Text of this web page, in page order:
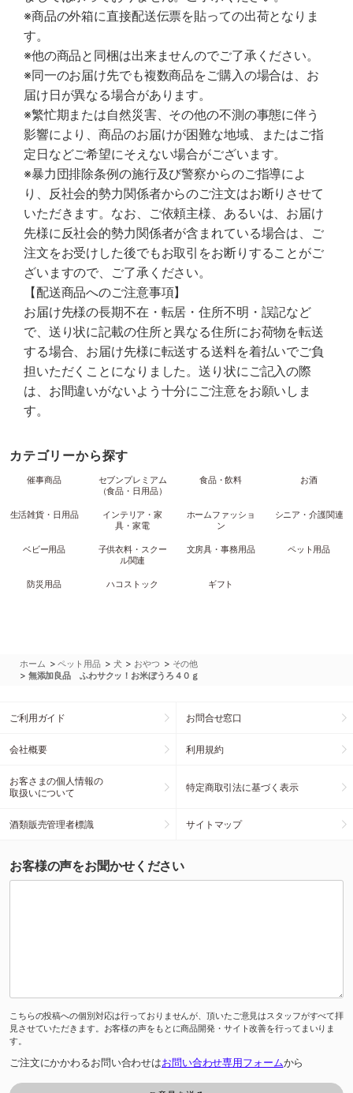
※商品の外箱に直接配送伝票を貼っての出荷となりま
す。
※他の商品と同梱は出来ませんのでご了承ください。
※同一のお届け先でも複数商品をご購入の場合は、お
届け日が異なる場合があります。
※繁忙期または自然災害、その他の不測の事態に伴う
影響により、商品のお届けが困難な地域、またはご指
定日などご希望にそえない場合がございます。
※暴力団排除条例の施行及び警察からのご指導によ
り、反社会的勢力関係者からのご注文はお断りさせて
いただきます。なお、ご依頼主様、あるいは、お届け
先様に反社会的勢力関係者が含まれている場合は、ご
注文をお受けした後でもお取引をお断りすることがご
ざいますので、ご了承ください。
【配送商品へのご注意事項】
お届け先様の長期不在・転居・住所不明・誤記など
で、送り状に記載の住所と異なる住所にお荷物を転送
する場合、お届け先様に転送する送料を着払いでご負
担いただくことになりました。送り状にご記入の際
は、お間違いがないよう十分にご注意をお願いしま
す。
カテゴリーから探す
催事商品
セブンプレミアム
（食品・日用品）
食品・飲料 お酒
生活雑貨・日用品
インテリア・家
具・家電
ホームファッショ
ン
シニア・介護関連
ベビー用品
子供衣料・スクー
ル関連
文房具・事務用品 ペット用品
防災用品 ハコストック ギフト
ホーム >ペット用品 > 犬 > おやつ > その他
> 無添加良品 ふわサクッ！お米ぼうろ４０ｇ
ご利用ガイド お問合せ窓口
会社概要 利用規約
お客さまの個人情報の
取扱いについて
特定商取引法に基づく表示
酒類販売管理者標識 サイトマップ
お客様の声をお聞かせください
こちらの投稿への個別対応は行っておりませんが、頂いたご意見はスタッフがすべて拝
見させていただきます。お客様の声をもとに商品開発・サイト改善を行ってまいりま
す。
ご注文にかかわるお問い合わせはお問い合わせ専用フォームから